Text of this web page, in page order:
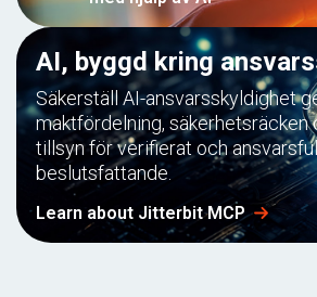
AI, byggd kring
Säkerställ AI-ansvarsskyldighet
maktfördelning, säkerhetsräcken
tillsyn för verifierat och
beslutsfattande.
Learn about Jitterbit MCP